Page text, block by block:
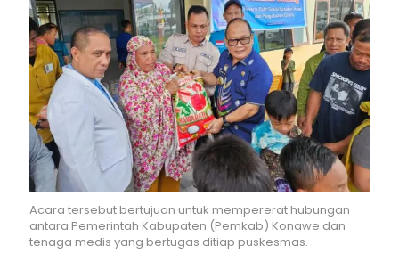
Acara tersebut bertujuan untuk mempererat hubungan
antara Pemerintah Kabupaten (Pemkab) Konawe dan
tenaga medis yang bertugas ditiap puskesmas.